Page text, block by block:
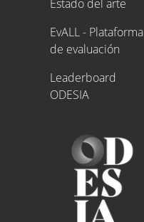
Estado del arte
EvALL - Plataforma
de evaluación
Leaderboard
ODESIA